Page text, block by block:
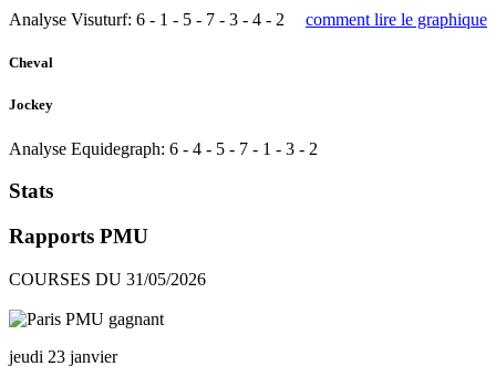
Analyse Visuturf: 6 - 1 - 5 - 7 - 3 - 4 - 2 comment lire le graphique
Cheval
Jockey
Analyse Equidegraph: 6 - 4 - 5 - 7 - 1 - 3 - 2
Stats
Rapports PMU
COURSES DU 31/05/2026
jeudi 23 janvier